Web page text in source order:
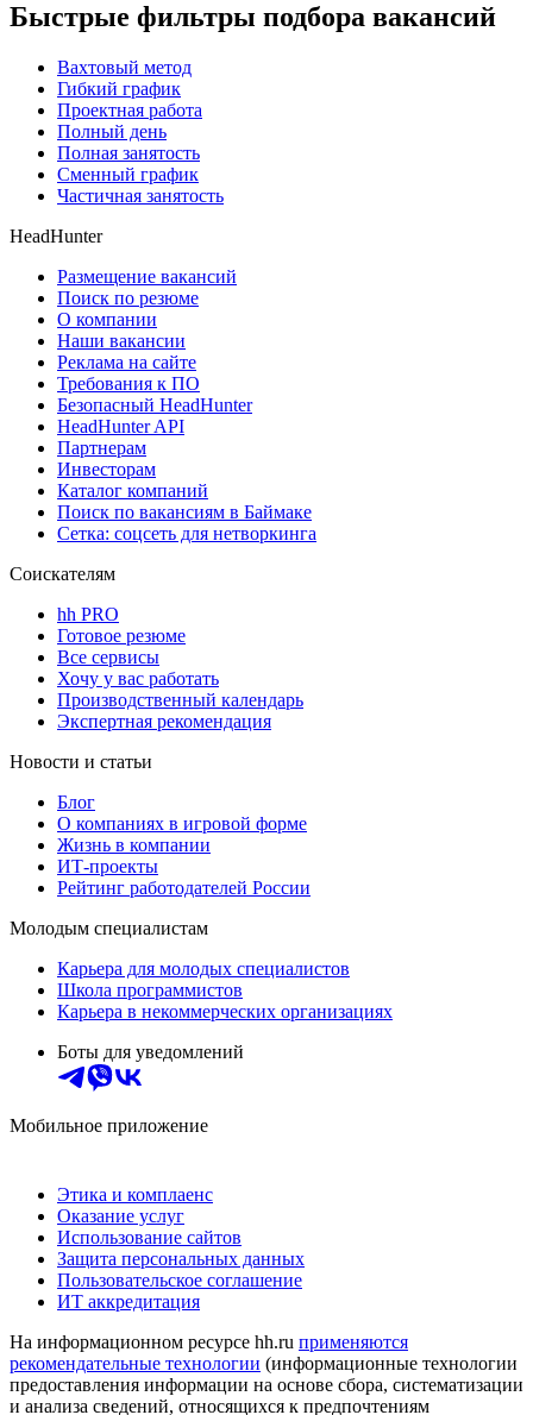
Быстрые фильтры подбора вакансий
Вахтовый метод
Гибкий график
Проектная работа
Полный день
Полная занятость
Сменный график
Частичная занятость
HeadHunter
Размещение вакансий
Поиск по резюме
О компании
Наши вакансии
Реклама на сайте
Требования к ПО
Безопасный HeadHunter
HeadHunter API
Партнерам
Инвесторам
Каталог компаний
Поиск по вакансиям в Баймаке
Сетка: соцсеть для нетворкинга
Соискателям
hh PRO
Готовое резюме
Все сервисы
Хочу у вас работать
Производственный календарь
Экспертная рекомендация
Новости и статьи
Блог
О компаниях в игровой форме
Жизнь в компании
ИТ-проекты
Рейтинг работодателей России
Молодым специалистам
Карьера для молодых специалистов
Школа программистов
Карьера в некоммерческих организациях
Боты для уведомлений
Мобильное приложение
Этика и комплаенс
Оказание услуг
Использование сайтов
Защита персональных данных
Пользовательское соглашение
ИТ аккредитация
На информационном ресурсе hh.ru применяются
рекомендательные технологии (информационные технологии
предоставления информации на основе сбора, систематизации
и анализа сведений, относящихся к предпочтениям